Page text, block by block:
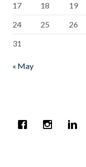
17
18 19
24
25 26
31
« May